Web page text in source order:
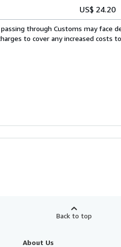
US$ 24.20
through Customs may face
to cover any increased costs
Back to top
About Us